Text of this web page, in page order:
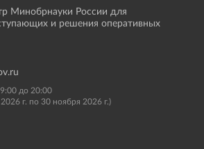
Минобрнауки России для
и решения оперативных
до 20:00
г. по 30 ноября 2026 г.)